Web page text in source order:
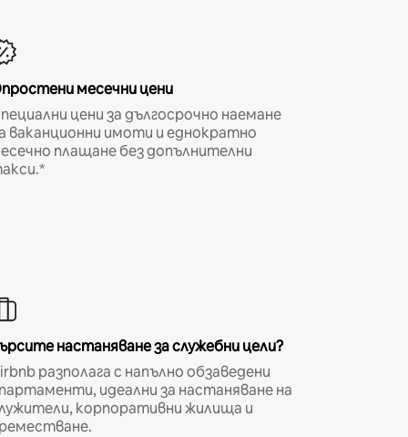
месечни цени
цени за дългосрочно наемане
ваканционни имоти и еднократно
плащане без допълнителни
настаняване за служебни цели?
разполага с напълно обзаведени
идеални за настаняване на
корпоративни жилища и